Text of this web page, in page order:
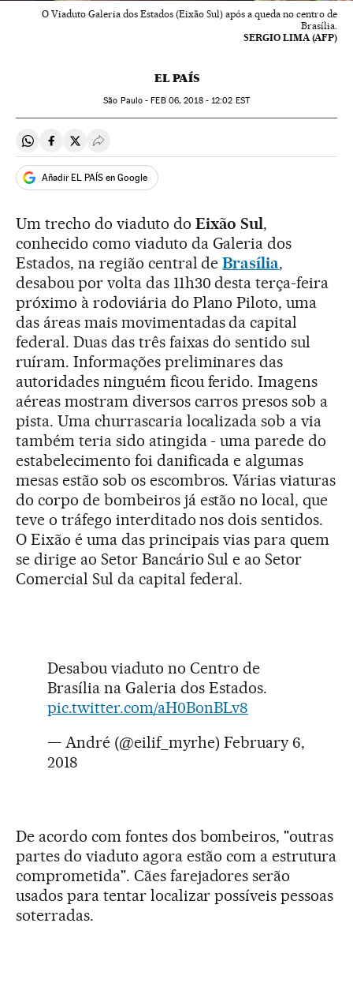
O Viaduto Galeria dos Estados (Eixão Sul) após a queda no centro de
Brasília.
SERGIO LIMA (AFP)
EL PAÍS
São Paulo - FEB06, 2018 - 12:02 EST
Compartir en Whatsapp
Compartir en Facebook
Compartir en Twitter
Desplegar Redes Sociales
Añadir EL PAÍS en Google
Um trecho do viaduto do Eixão Sul,
conhecido como viaduto da Galeria dos
Estados, na região central deBrasília,
desabou por volta das 11h30 desta terça-feira
próximo à rodoviária do Plano Piloto, uma
das áreas mais movimentadas da capital
federal. Duas das três faixas do sentido sul
ruíram. Informações preliminares das
autoridades ninguém ficou ferido. Imagens
aéreas mostram diversos carros presos sob a
pista. Uma churrascaria localizada sob a via
também teria sido atingida - uma parede do
estabelecimento foi danificada e algumas
mesas estão sob os escombros. Várias viaturas
do corpo de bombeiros já estão no local, que
teve o tráfego interditado nos dois sentidos.
O Eixão é uma das principais vias para quem
se dirige ao Setor Bancário Sul e ao Setor
Comercial Sul da capital federal.
Desabou viaduto no Centro de
Brasília na Galeria dos Estados.
pic.twitter.com/aH0BonBLv8
— André (@eilif_myrhe) February 6,
2018
De acordo com fontes dos bombeiros, "outras
partes do viaduto agora estão com a estrutura
comprometida". Cães farejadores serão
usados para tentar localizar possíveis pessoas
soterradas.